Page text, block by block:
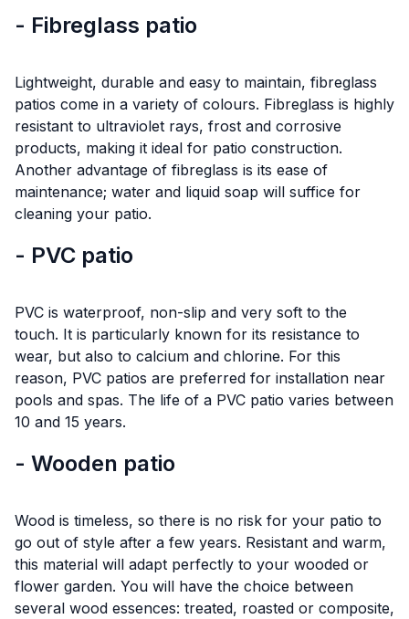
- Fibreglass patio
Lightweight, durable and easy to maintain, fibreglass
patios come in a variety of colours. Fibreglass is highly
resistant to ultraviolet rays, frost and corrosive
products, making it ideal for patio construction.
Another advantage of fibreglass is its ease of
maintenance; water and liquid soap will suffice for
cleaning your patio.
- PVC patio
PVC is waterproof, non-slip and very soft to the
touch. It is particularly known for its resistance to
wear, but also to calcium and chlorine. For this
reason, PVC patios are preferred for installation near
pools and spas. The life of a PVC patio varies between
10 and 15 years.
- Wooden patio
Wood is timeless, so there is no risk for your patio to
go out of style after a few years. Resistant and warm,
this material will adapt perfectly to your wooded or
flower garden. You will have the choice between
several wood essences: treated, roasted or composite,